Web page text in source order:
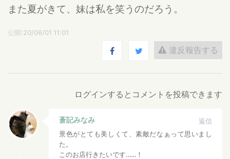
また夏がきて、妹は私を笑うのだろう。
公開:20/06/01 11:01
違反報告する
ログインするとコメントを投稿できます
蒼記みなみ
返信
景色がとても美しくて、素敵だなぁって思いまし
た。
このお店行きたいです……！